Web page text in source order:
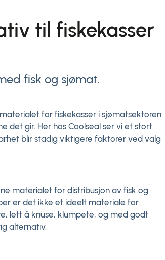
til fiskekasser
fisk og sjømat.
for fiskekasser i sjømatsektoren
det gir. Her hos Coolseal ser vi et stort
blir stadig viktigere faktorer ved valg
materialet for distribusjon av fisk og
er det ikke et ideelt materiale for
lett å knuse, klumpete, og med godt
alternativ.